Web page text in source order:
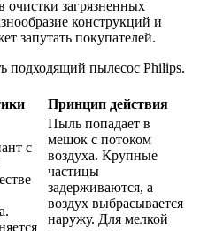
очистки загрязненных
конструкций и
запутать покупателей.
подходящий пылесос Philips.
Принцип действия
с
Пыль попадает в
мешок с потоком
воздуха. Крупные
частицы
задерживаются, а
воздух выбрасывается
наружу. Для мелкой